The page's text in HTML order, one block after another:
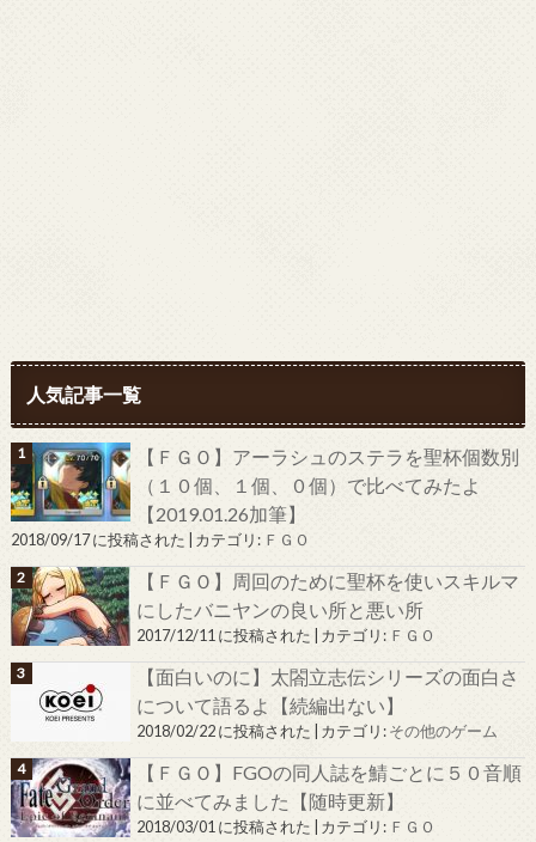
人気記事一覧
【ＦＧＯ】アーラシュのステラを聖杯個数別
（１０個、１個、０個）で比べてみたよ
【2019.01.26加筆】
2018/09/17 に投稿された カテゴリ: ＦＧＯ
【ＦＧＯ】周回のために聖杯を使いスキルマ
にしたバニヤンの良い所と悪い所
2017/12/11 に投稿された カテゴリ: ＦＧＯ
【面白いのに】太閤立志伝シリーズの面白さ
について語るよ【続編出ない】
2018/02/22 に投稿された カテゴリ:その他のゲーム
【ＦＧＯ】FGOの同人誌を鯖ごとに５０音順
に並べてみました【随時更新】
2018/03/01 に投稿された カテゴリ: ＦＧＯ